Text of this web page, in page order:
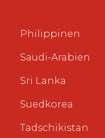
Philippinen
Saudi-Arabien
Sri Lanka
Suedkorea
Tadschikistan